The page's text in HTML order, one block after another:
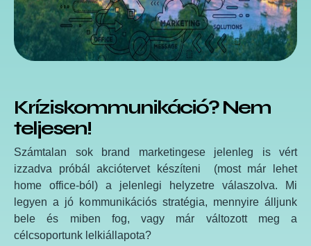
Kríziskommunikáció? Nem
teljesen!
Számtalan sok brand marketingese jelenleg is vért
izzadva próbál akciótervet készíteni (most már lehet
home office-ból) a jelenlegi helyzetre válaszolva. Mi
legyen a jó kommunikációs stratégia, mennyire álljunk
bele és miben fog, vagy már változott meg a
célcsoportunk lelkiállapota?